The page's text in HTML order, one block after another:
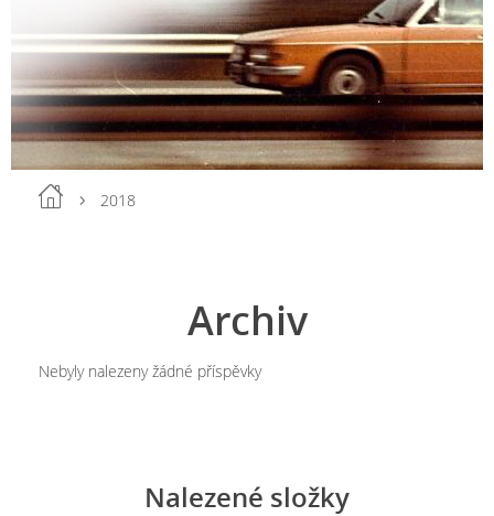
2018
Archiv
Nebyly nalezeny žádné příspěvky
Nalezené složky